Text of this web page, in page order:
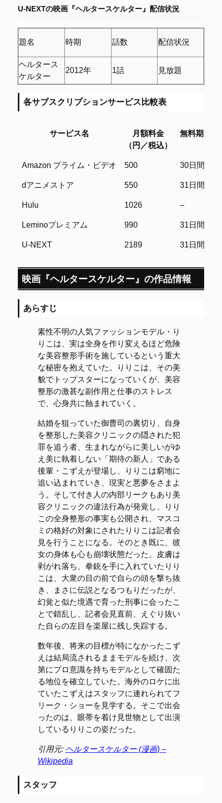
U-NEXTの映画『ヘルタースケルター』配信状況
題名 時期 話数 配信状況
ヘルタース
ケルター
2012年 1話 見放題
各サブスクリプションサービス比較表
サービス名
月額料金
（円／税込）
無料期間
サービス名
月額料金
無料期間
Amazon プライム・ビデオ 500 30日間
dアニメストア 550 31日間
Hulu 1026 –
Leminoプレミアム 990 31日間
U-NEXT 2189 31日間
映画『ヘルタースケルター』の作品情報
あらすじ
素性不明の人気ファッションモデル・り
りこは、実は全身を作り変えるほど危険
な美容整形手術を施しているという重大
な秘密を抱えていた。りりこは、その美
貌でトップスターになっていくが、美容
整形の激甚な副作用と仕事のストレス
で、心身共に蝕まれていく。
結婚を狙っていた御曹司の裏切り、自身
を整形した美容クリニックの隠された犯
罪を追う者、生まれながらに美しいがゆ
え美に執着しない「期待の新人」である
後輩・こずえが登場し、りりこは窮地に
追い込まれていき、現実と悪夢をさまよ
う。そして付き人の内部リークもあり美
容クリニックの違法行為が発覚し、りり
この全身整形の事実も公開され、マスコ
ミの格好の対象にされたりりこは記者会
見を行うことになる。そのとき既に、彼
女の身体も心も崩壊状態だった。皮膚は
剥がれ落ち、拳銃を手に入れていたりり
こは、大衆の目の前で自らの頭を撃ち抜
き、まさに伝説となるつもりだったが、
幻覚と似た境遇で育った刑事に会ったこ
とで錯乱し、記者会見直前、えぐり抜い
た自らの左目を楽屋に残し失踪する。
数年後、将来の目標が特になかったこず
えは結局流されるままモデルを続け、次
第にプロ意識を持ちモデルとして確固た
る地位を確立していた。海外のロケに出
ていたこずえはスタッフに連れられてフ
リーク・ショーを見学する。そこで出会
ったのは、眼帯を着け見世物として出演
しているりりこの姿だった。
引用元: ヘルタースケルター (漫画) –
Wikipedia
スタッフ